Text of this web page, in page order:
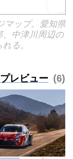
マップ。愛知県
、中津川周辺の
る。
レビュー 6